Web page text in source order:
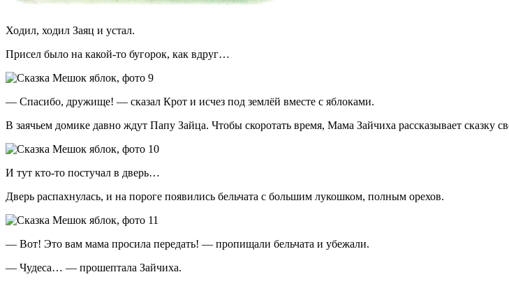
Ходил, ходил Заяц и устал.
Присел было на какой-то бугорок, как вдруг…
— Спасибо, дружище! — сказал Крот и исчез под землёй вместе с яблоками.
В заячьем домике давно ждут Папу Зайца. Чтобы скоротать время, Мама Зайчиха рассказывает сказку
И тут кто-то постучал в дверь…
Дверь распахнулась, и на пороге появились бельчата с большим лукошком, полным орехов.
— Вот! Это вам мама просила передать! — пропищали бельчата и убежали.
— Чудеса… — прошептала Зайчиха.